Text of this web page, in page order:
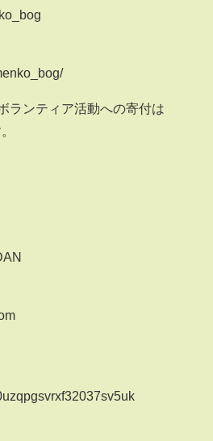
ランティア活動への寄付は